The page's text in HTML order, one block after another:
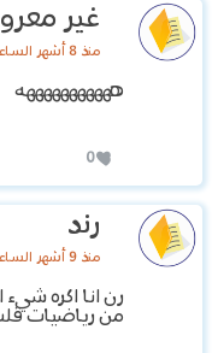
غير
منذ 8 أشهر الساعة 20:14
هههههههههههه
0
رند
منذ 9 أشهر الساعة 21:34
رن انا اكره
من رياضيات